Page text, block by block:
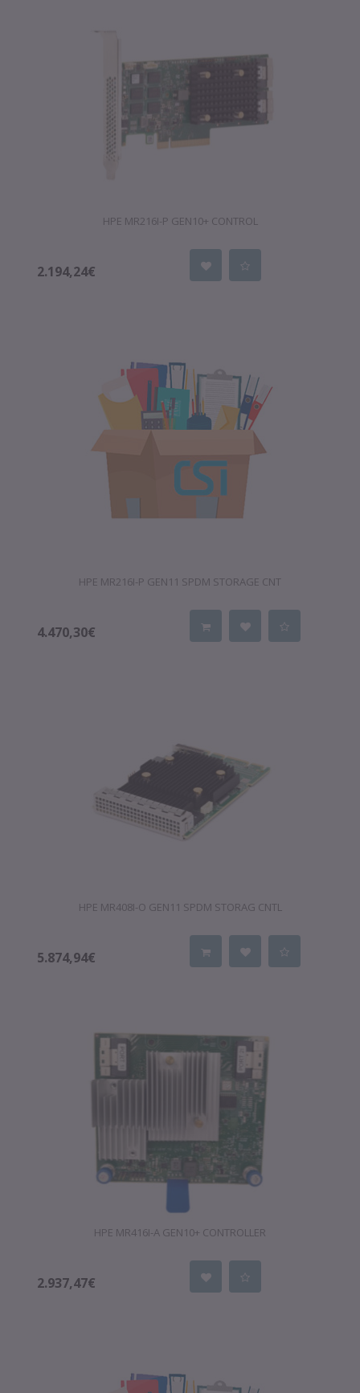
HPE MR216I-P GEN10+ CONTROL
2.194,24€
HPE MR216I-P GEN11 SPDM STORAGE CNT
4.470,30€
HPE MR408I-O GEN11 SPDM STORAG CNTL
5.874,94€
HPE MR416I-A GEN10+ CONTROLLER
2.937,47€